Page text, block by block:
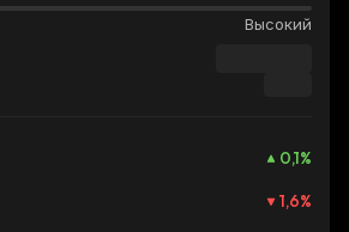
Высокий
0,1%
1,6%